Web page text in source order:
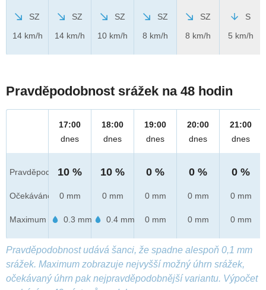
SZ
14 km/h
SZ
14 km/h
SZ
10 km/h
SZ
8 km/h
SZ
8 km/h
S
5 km/h
Pravděpodobnost srážek na 48 hodin
Pravděpod.
Očekáváno
Maximum
17:00
dnes
10 %
0 mm
0.3 mm
18:00
dnes
10 %
0 mm
0.4 mm
19:00
dnes
0 %
0 mm
0 mm
20:00
dnes
0 %
0 mm
0 mm
21:00
dnes
0 %
0 mm
0 mm
Pravděpodobnost udává šanci, že spadne alespoň 0,1 mm
srážek. Maximum zobrazuje nejvyšší možný úhrn srážek,
očekávaný úhrn pak nejpravděpodobnější variantu. Výpočet